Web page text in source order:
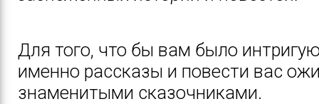
Для того, что бы вам было
именно рассказы и повести вас
знаменитыми сказочниками.